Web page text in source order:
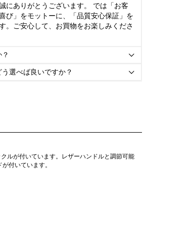
にありがとうございます。 では「お客
び」をモットーに、「品質安心保証」を
。ご安心して、お買物をお楽しみくださ

選べば良いですか？ 
ルが付いています。レザーハンドルと調節可能
付いています。